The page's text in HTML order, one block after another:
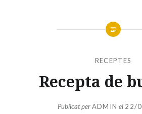
RECEPTES
Recepta de
Publicat perADMIN el 22/